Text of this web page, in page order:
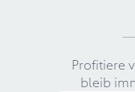
Profitiere
bleib